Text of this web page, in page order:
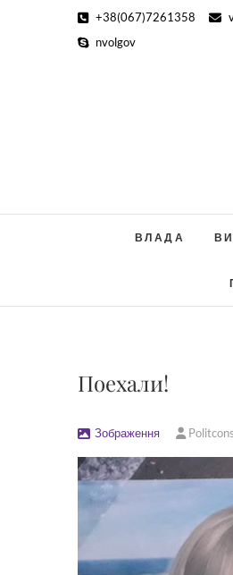
+38(067)7261358
nvolgov
ВЛАДА
Поехали!
Зображення